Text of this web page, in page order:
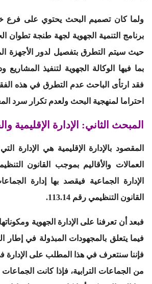
ولما كان تصميم البحث يحتوي على فرع
برنامج التنمية الجهوية لجهة طنجة تطوان
حيث سيتم التطرق بتفصيل لدور الأجهزة
بما فيها الوكالة الجهوية لتنفيذ
فقد ارتأى الباحث عدم التطرق في هذه
احتراما لمنهجية البحث ولعدم تكرار سرد
المبحث الثاني: الإدارة الإقليمية
المقصود بالإدارة الإقليمية هي الإدارة
الإدارة الجماعية فيقصد بها إدارة
القانون التنظيمي رقم 113.14.
فبعد أن تعرفنا على الإدارة الجهوية
فيما يتعلق بالمجهودات المبذولة في إطار
فإننا سنتعرف في هذا المطلب على الإدارة
من الجماعات الترابية، فإذا كانت